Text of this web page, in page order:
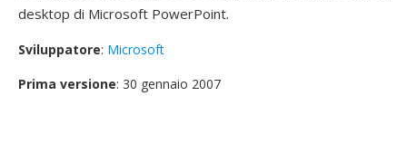
desktop di Microsoft PowerPoint.
Sviluppatore: Microsoft
Prima versione: 30 gennaio 2007